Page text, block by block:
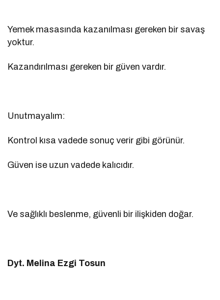
Yemek masasında kazanılması gereken bir savaş
yoktur.
Kazandırılması gereken bir güven vardır.
Unutmayalım:
Kontrol kısa vadede sonuç verir gibi görünür.
Güven ise uzun vadede kalıcıdır.
Ve sağlıklı beslenme, güvenli bir ilişkiden doğar.
Dyt. Melina Ezgi Tosun